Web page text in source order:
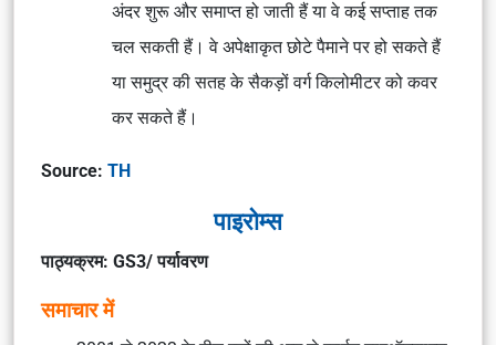
अंदर शुरू और समाप्त हो जाती हैं या वे कई सप्ताह तक
चल सकती हैं। वे अपेक्षाकृत छोटे पैमाने पर हो सकते हैं
या समुद्र की सतह के सैकड़ों वर्ग किलोमीटर को कवर
कर सकते हैं।
Source: TH
पाइरोम्स
पाठ्यक्रम: GS3/ पर्यावरण
समाचार में